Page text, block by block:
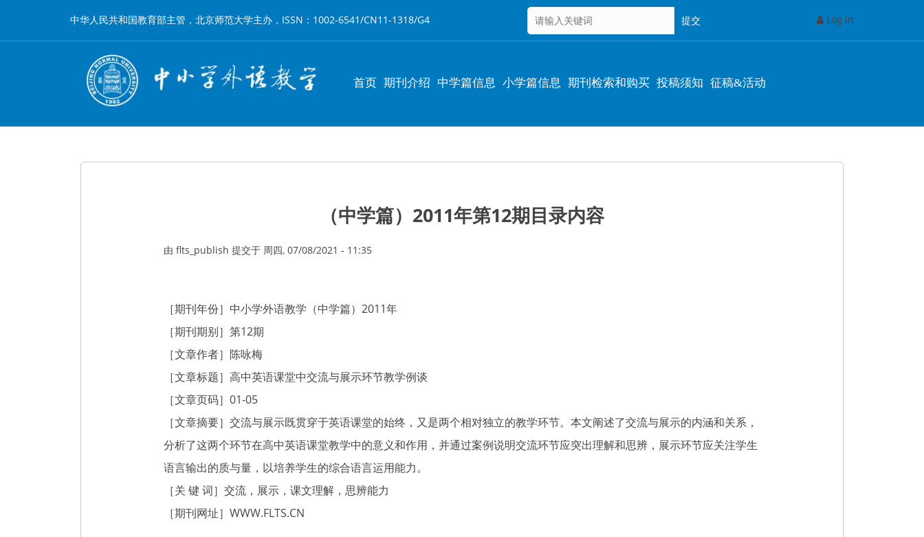
到
中华人民共和国教育部主管，北京师范大学主办，ISSN：1002-6541/CN11-1318/G4 Log in
Main
首页 期刊介绍 中学篇信息 小学篇信息 期刊检索和购买 投稿须知 征稿&活动
（中学篇）2011年第12期目录内容
由 flts_publish 提交于 周四, 07/08/2021 - 11:35
［期刊年份］中小学外语教学（中学篇）2011年
［期刊期别］第12期
［文章作者］陈咏梅
［文章标题］高中英语课堂中交流与展示环节教学例谈
［文章页码］01-05
［文章摘要］交流与展示既贯穿于英语课堂的始终，又是两个相对独立的教学环节。本文阐述了交流与展示的内涵和关系，
分析了这两个环节在高中英语课堂教学中的意义和作用，并通过案例说明交流环节应突出理解和思辨，展示环节应关注学生
语言输出的质与量，以培养学生的综合语言运用能力。
［关 键 词］交流，展示，课文理解，思辨能力
［期刊网址］ WWW.FLTS.CN